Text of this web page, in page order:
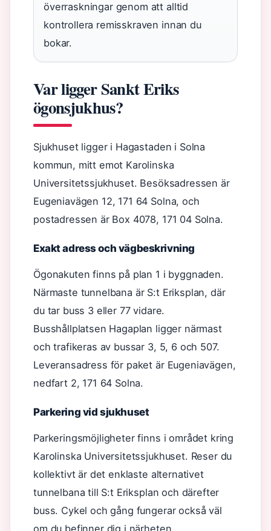
överraskningar genom att alltid
kontrollera remisskraven innan du
bokar.
Var ligger Sankt Eriks
ögonsjukhus?
Sjukhuset ligger i Hagastaden i Solna
kommun, mitt emot Karolinska
Universitetssjukhuset. Besöksadressen är
Eugeniavägen 12, 171 64 Solna, och
postadressen är Box 4078, 171 04 Solna.
Exakt adress och vägbeskrivning
Ögonakuten finns på plan 1 i byggnaden.
Närmaste tunnelbana är S:t Eriksplan, där
du tar buss 3 eller 77 vidare.
Busshållplatsen Hagaplan ligger närmast
och trafikeras av bussar 3, 5, 6 och 507.
Leveransadress för paket är Eugeniavägen,
nedfart 2, 171 64 Solna.
Parkering vid sjukhuset
Parkeringsmöjligheter finns i området kring
Karolinska Universitetssjukhuset. Reser du
kollektivt är det enklaste alternativet
tunnelbana till S:t Eriksplan och därefter
buss. Cykel och gång fungerar också väl
om du befinner dig i närheten.